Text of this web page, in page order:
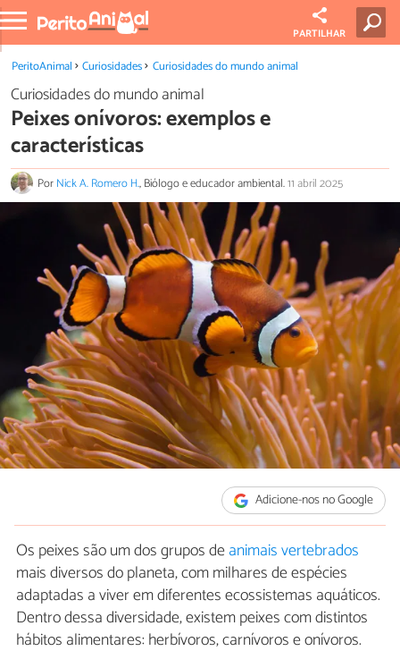
PARTILHAR
PeritoAnimal Curiosidades Curiosidades do mundo animal
Curiosidades do mundo animal
Peixes onívoros: exemplos e
características
PorNick A. Romero H., Biólogo e educador ambiental.11 abril 2025
Adicione-nos no Google
Os peixes são um dos grupos deanimais vertebrados
mais diversos do planeta, com milhares de espécies
adaptadas a viver em diferentes ecossistemas aquáticos.
Dentro dessa diversidade, existem peixes com distintos
hábitos alimentares: herbívoros, carnívoros e onívoros.